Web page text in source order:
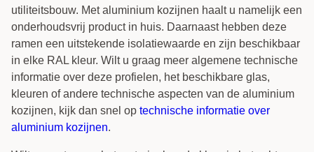
utiliteitsbouw. Met aluminium kozijnen haalt u namelijk een
onderhoudsvrij product in huis. Daarnaast hebben deze
ramen een uitstekende isolatiewaarde en zijn beschikbaar
in elke RAL kleur. Wilt u graag meer algemene technische
informatie over deze profielen, het beschikbare glas,
kleuren of andere technische aspecten van de aluminium
kozijnen, kijk dan snel op technische informatie over
aluminium kozijnen.